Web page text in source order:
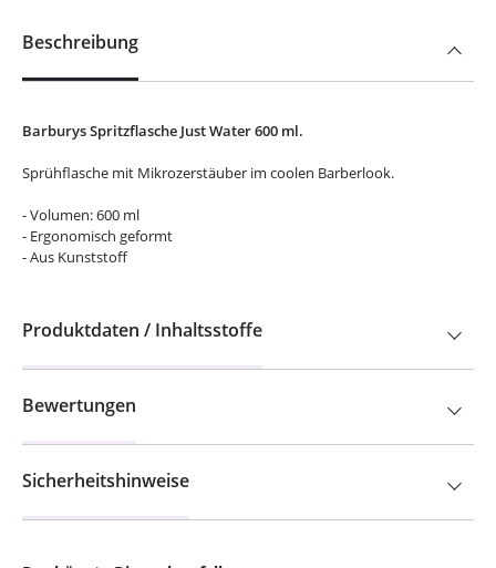
Beschreibung
Barburys Spritzflasche Just Water 600 ml.
Sprühflasche mit Mikrozerstäuber im coolen Barberlook.
- Volumen: 600 ml
- Ergonomisch geformt
- Aus Kunststoff
Produktdaten / Inhaltsstoffe
Bewertungen
Sicherheitshinweise